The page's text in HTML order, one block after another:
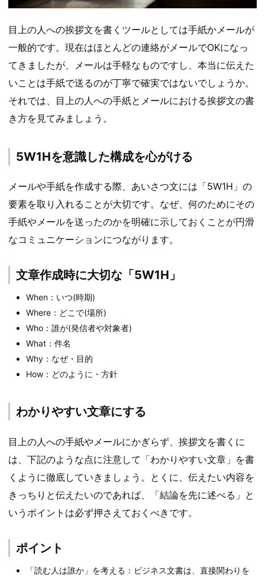
目上の人への挨拶文を書くツールとしては手紙かメールが
一般的です。現在はほとんどの連絡がメールでOKになっ
てきましたが、メールは手軽なものですし、本当に伝えた
いことは手紙で送るのが丁寧で確実ではないでしょうか。
それでは、目上の人への手紙とメールにおける挨拶文の書
き方を見てみましょう。
5W1Hを意識した構成を心がける
メールや手紙を作成する際、あいさつ文には「5W1H」の
要素を取り入れることが大切です。なぜ、何のためにその
手紙やメールを送ったのかを明確に示しておくことが円滑
なコミュニケーションにつながります。
文章作成時に大切な「5W1H」
When：いつ(時期)
Where：どこで(場所)
Who：誰が(発信者や対象者)
What：件名
Why：なぜ・目的
How：どのように・方針
わかりやすい文章にする
目上の人への手紙やメールにかぎらず、挨拶文を書くに
は、下記のような点に注意して「わかりやすい文章」を書
くように徹底していきましょう。とくに、伝えたい内容を
きっちりと伝えたいのであれば、「結論を先に述べる」と
いうポイントは必ず押さえておくべきです。
ポイント
「読む人は誰か」を考える：ビジネス文書は、直接関わりを